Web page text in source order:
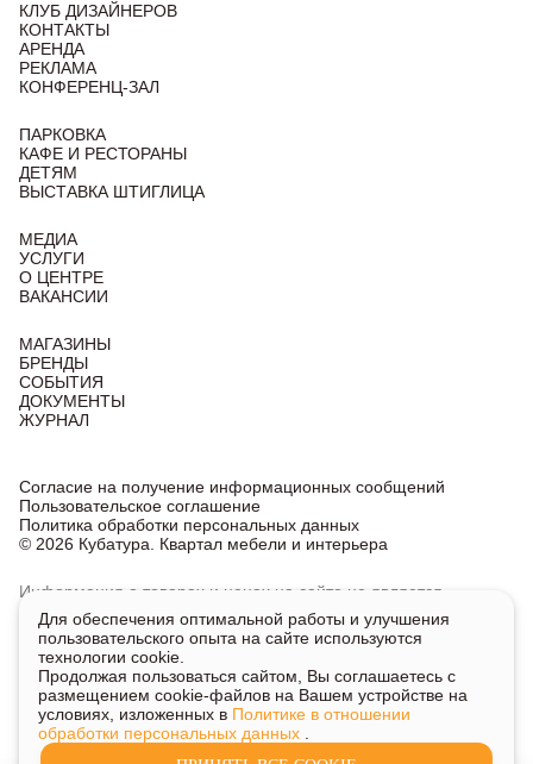
КЛУБ ДИЗАЙНЕРОВ
КОНТАКТЫ
АРЕНДА
РЕКЛАМА
КОНФЕРЕНЦ-ЗАЛ
ПАРКОВКА
КАФЕ И РЕСТОРАНЫ
ДЕТЯМ
ВЫСТАВКА ШТИГЛИЦА
МЕДИА
УСЛУГИ
О ЦЕНТРЕ
ВАКАНСИИ
МАГАЗИНЫ
БРЕНДЫ
СОБЫТИЯ
ДОКУМЕНТЫ
ЖУРНАЛ
© 2026 Кубатура. Квартал мебели и интерьера
Согласие на получение информационных сообщений
Пользовательское соглашение
Политика обработки персональных данных
Информация о товарах и ценах на сайте не является
публичной офертой, носит исключительно информационный
характер.
Для получения подробной информации о наличии
и стоимости указанных товаров и услуг напишите или
позвоните нам.
Для обеспечения оптимальной работы и улучшения
пользовательского опыта на сайте используются
технологии cookie.
Продолжая пользоваться сайтом, Вы соглашаетесь с
размещением cookie-файлов на Вашем устройстве на
условиях, изложенных в Политике в отношении
обработки персональных данных